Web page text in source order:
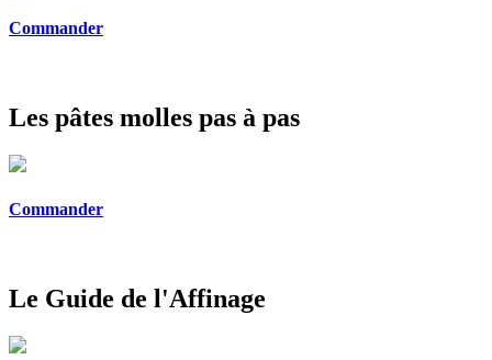
Commander
Les pâtes molles pas à pas
Commander
Le Guide de l'Affinage